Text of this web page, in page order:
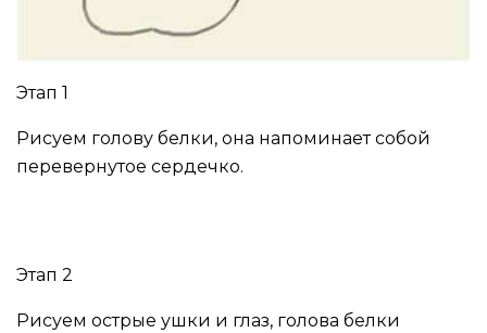
Этап 1
Рисуем голову белки, она напоминает собой
перевернутое сердечко.
Этап 2
Рисуем острые ушки и глаз, голова белки